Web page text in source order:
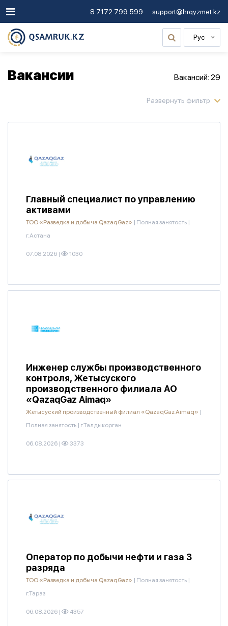
8 7172 799 599 support@hrqyzmet.kz
Рус
Вакансии Вакансий: 29
Главный специалист по управлению
активами
ТОО «Разведка и добыча QazaqGaz» | Полная занятость |
г.Астана
07.08.2026 | 1030
Инженер службы производственного
контроля, Жетысуского
производственного филиала АО
«QazaqGaz Aimaq»
Жетысуский производственный филиал «QazaqGaz Aimaq» |
Полная занятость | г.Талдыкорган
06.08.2026 | 3373
Оператор по добычи нефти и газа 3
разряда
ТОО «Разведка и добыча QazaqGaz» | Полная занятость |
г.Тараз
06.08.2026 | 4357